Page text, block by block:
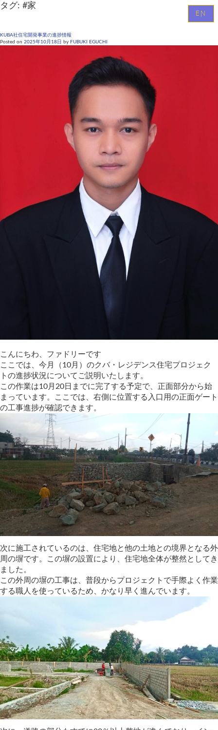
EN
タグ: #家
KUBA社住宅開発事業の進捗情報
Posted on 2025年10月18日 by FUBUKI EGUCHI
こんにちわ、ファドリーです
ここでは、今月（10月）のクバ・レジデンス住宅プロジェク
トの進捗状況についてご説明いたします。
この作業は10月20日までに完了する予定で、正面部分から始
まっています。ここでは、右側に位置する入口用の正面ゲート
の工事進捗が確認できます。
次に施工されているのは、住宅地と他の土地との境界となる外
周の塀です。この塀の設置により、住宅地全体が整然としてき
ました。
この外周の塀の工事は、普段からプロジェクトで手際よく作業
する職人を使っているため、かなり早く進んでいます。